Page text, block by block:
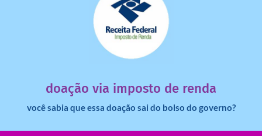
doação via imposto de renda
você sabia que essa doação sai do bolso do governo?
imposto de renda para uma instituição e que esse
dinheiro deixa de ir para o governo?
saiba mais